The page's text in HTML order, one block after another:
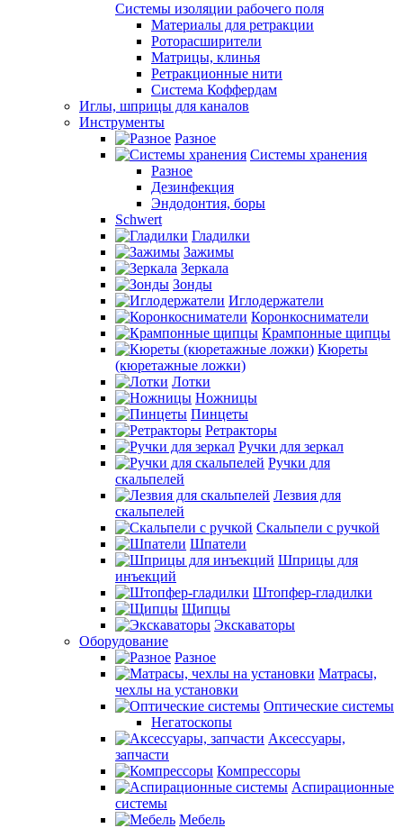
Системы изоляции рабочего поля
Материалы для ретракции
Роторасширители
Матрицы, клинья
Ретракционные нити
Система Коффердам
Иглы, шприцы для каналов
Инструменты
Разное
Системы хранения
Разное
Дезинфекция
Эндодонтия, боры
Schwert
Гладилки
Зажимы
Зеркала
Зонды
Иглодержатели
Коронкосниматели
Крампонные щипцы
Кюреты
(кюретажные ложки)
Лотки
Ножницы
Пинцеты
Ретракторы
Ручки для зеркал
Ручки для
скальпелей
Лезвия для
скальпелей
Скальпели с ручкой
Шпатели
Шприцы для
инъекций
Штопфер-гладилки
Щипцы
Экскаваторы
Оборудование
Разное
Матрасы,
чехлы на установки
Оптические системы
Негатоскопы
Аксессуары,
запчасти
Компрессоры
Аспирационные
системы
Мебель